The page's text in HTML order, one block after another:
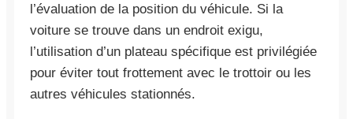
l’évaluation de la position du véhicule. Si la
voiture se trouve dans un endroit exigu,
l’utilisation d’un plateau spécifique est privilégiée
pour éviter tout frottement avec le trottoir ou les
autres véhicules stationnés.